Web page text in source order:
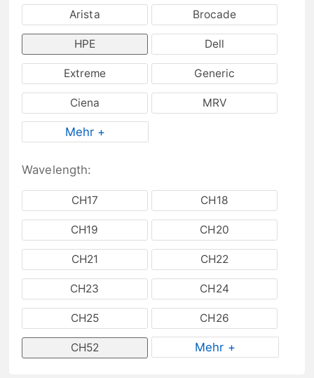
Arista Brocade
HPE Dell
Extreme Generic
Ciena MRV
Mehr +
Wavelength:
CH17 CH18
CH19 CH20
CH21 CH22
CH23 CH24
CH25 CH26
CH52 Mehr +